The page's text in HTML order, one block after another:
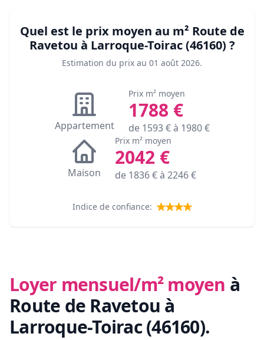
Quel est le prix moyen au m² Route de
Ravetou à Larroque-Toirac (46160) ?
Estimation du prix au 01 août 2026.
Appartement
Prix m² moyen
1788 €
de 1593€ à 1980€
Maison
Prix m² moyen
2042 €
de 1836€ à 2246€
Indice de confiance:
Loyer mensuel/m² moyen à
Route de Ravetou à
Larroque-Toirac (46160).